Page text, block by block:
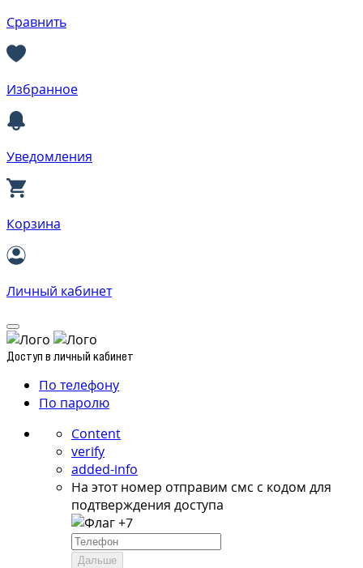
Сравнить
Избранное
Уведомления
Корзина
Личный кабинет
Доступ в личный кабинет
По телефону
По паролю
Content
verify
added-info
На этот номер отправим смс с кодом для
подтверждения доступа
+7
Дальше